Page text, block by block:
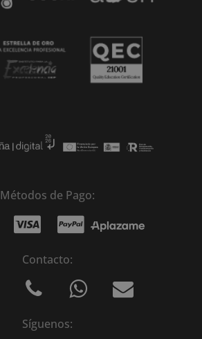
Métodos de Pago:
Contacto:
Síguenos: